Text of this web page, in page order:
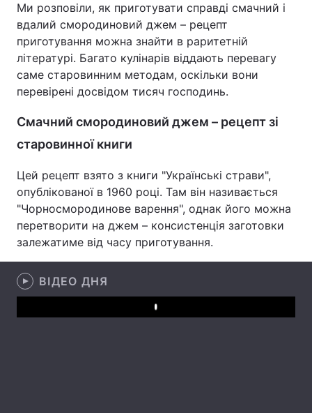
Техно і зв'язок Лайт
Зброя Інциденти
Здоров'я Туризм
Цікавинки Погода
Екологія Регіони
Відео з Youtube Статті
Інтерв'ю Думки
Архів Вакансії
Контакти
Ми розповіли, як приготувати справді смачний і
вдалий смородиновий джем – рецепт
приготування можна знайти в раритетній
літературі. Багато кулінарів віддають перевагу
саме старовинним методам, оскільки вони
перевірені досвідом тисяч господинь.
Смачний смородиновий джем – рецепт зі
старовинної книги
Цей рецепт взято з книги "Українські страви",
опублікованої в 1960 році. Там він називається
"Чорносмородинове варення", однак його можна
перетворити на джем – консистенція заготовки
залежатиме від часу приготування.
ВІДЕО ДНЯ
Play